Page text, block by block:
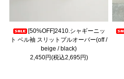
[50%OFF]2410.シャギーニッ
ト ベル袖 スリットプルオーバー(off /
beige / black)
2,450円(税込2,695円)